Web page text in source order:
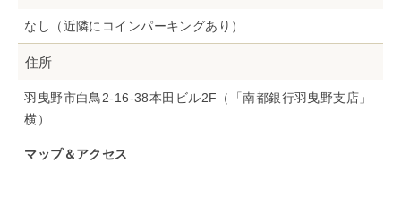
なし（近隣にコインパーキングあり）
住所
羽曳野市白鳥2-16-38本田ビル2F（「南都銀行羽曳野支店」
横）
マップ＆アクセス